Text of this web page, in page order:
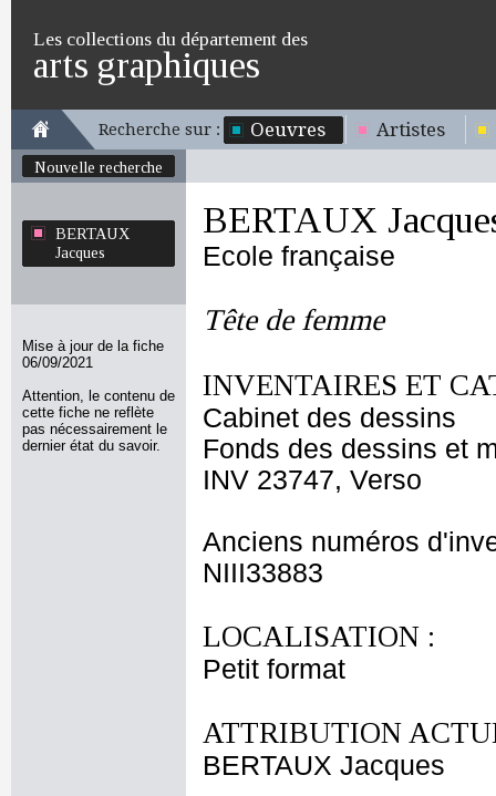
Les collections du département des
arts graphiques
Recherche sur : Oeuvres Artistes
Nouvelle recherche
BERTAUX
Jacques
Mise à jour de la fiche
06/09/2021
Attention, le contenu de
cette fiche ne reflète
pas nécessairement le
dernier état du savoir.
BERTAUX
Ecole française
Tête de femme
INVENTAIRES ET
Cabinet des dessins
Fonds des dessins et
INV 23747, Verso
Anciens numéros
NIII33883
LOCALISATION :
Petit format
ATTRIBUTION
BERTAUX Jacques